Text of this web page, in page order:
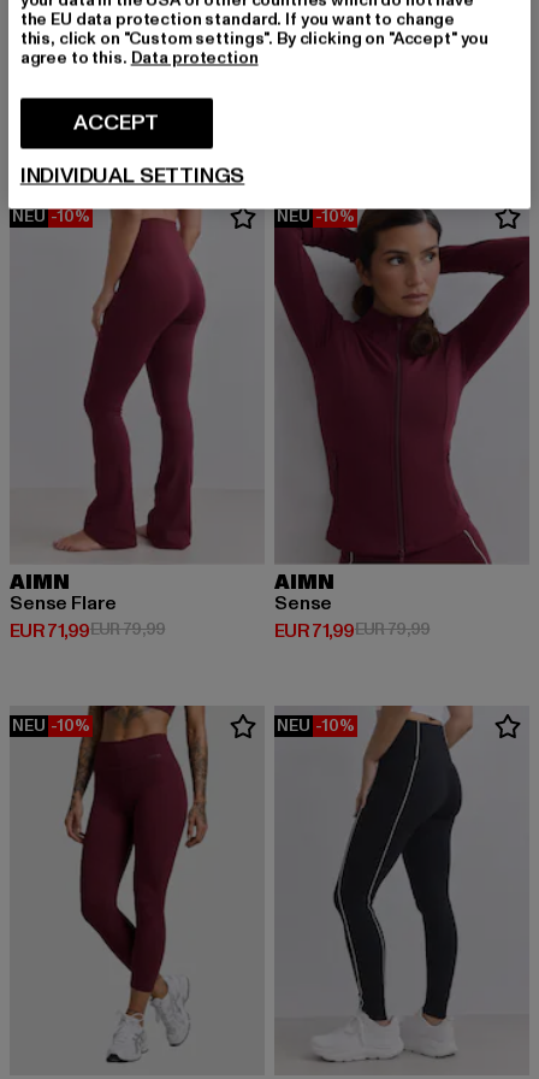
AIMN
Soft Basic
EUR 29,99
Derzeitiger Preis: EUR 29,99
NEU -10%
AIMN
Sense Flare
EUR 71,99
Derzeitiger Preis: EUR 71,99
EUR 79,99Aktionspreis: EUR 79,99
NEU -10%
AIMN
Sense
EUR 71,99
Derzeitiger Preis: EUR 71,99
EUR 79,99Aktionspreis:
NEU -10% NEU -10%
the EU data protection standard. If you want to change
this, click on "Custom settings". By clicking on "Accept" you
agree to this. Data protection
ACCEPT
INDIVIDUAL SETTINGS